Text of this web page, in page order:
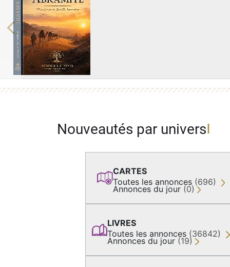
Previous
Nouveautés par univers
CARTES
Toutes les annonces (696)
Annonces du jour (0)
LIVRES
Toutes les annonces (36842)
Annonces du jour (19)